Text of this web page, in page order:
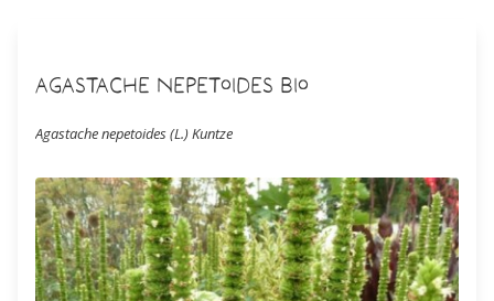
Agastache nepetoides Bio
Agastache nepetoides (L.) Kuntze